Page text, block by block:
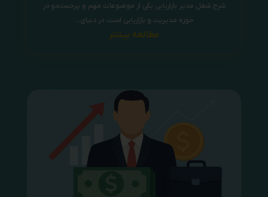
شرح شغل مدیر بازاریابی یکی از موضوعات مهم و پرجستجو در
حوزه مدیریت و بازاریابی است. در دنیای...
مطالعه بیشتر